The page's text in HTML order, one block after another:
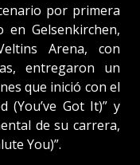
por primera
Gelsenkirchen,
Arena, con
entregaron un
que inició con el
(You’ve Got It)” y
de su carrera,
You)”.